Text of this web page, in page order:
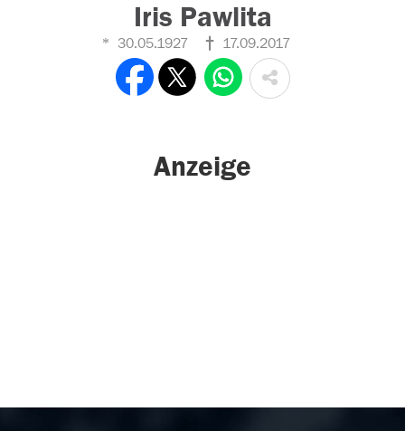
Iris Pawlita
30.05.1927 17.09.2017
Anzeige